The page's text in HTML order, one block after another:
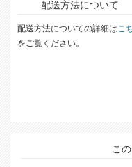
配送方法について
配送方法についての詳細はこ
をご覧ください。
こ